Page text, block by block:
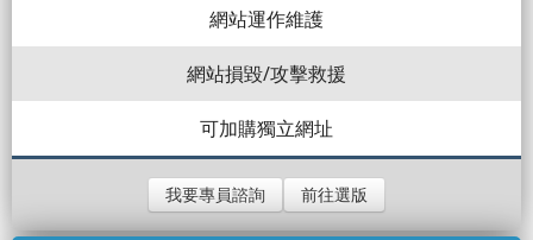
網站運作維護
網站損毀/攻擊救援
可加購獨立網址
我要專員諮詢 前往選版